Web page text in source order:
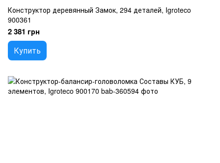
Конструктор деревянный Замок, 294 деталей, Igroteco
900361
2 381 грн
Купить